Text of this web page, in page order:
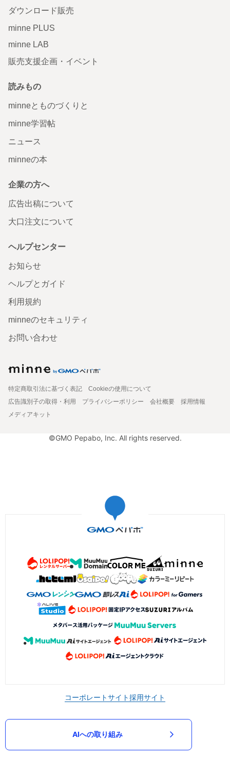
ダウンロード販売
minne PLUS
minne LAB
販売支援企画・イベント
読みもの
minneとものづくりと
minne学習帖
ニュース
minneの本
企業の方へ
広告出稿について
大口注文について
ヘルプセンター
お知らせ
ヘルプとガイド
利用規約
minneのセキュリティ
お問い合わせ
特定商取引法に基づく表記
Cookieの使用について
広告識別子の取得・利用
プライバシーポリシー 会社概要
採用情報
メディアキット
©GMO Pepabo, Inc. All rights reserved.
コーポレートサイト採用サイト
AIへの取り組み